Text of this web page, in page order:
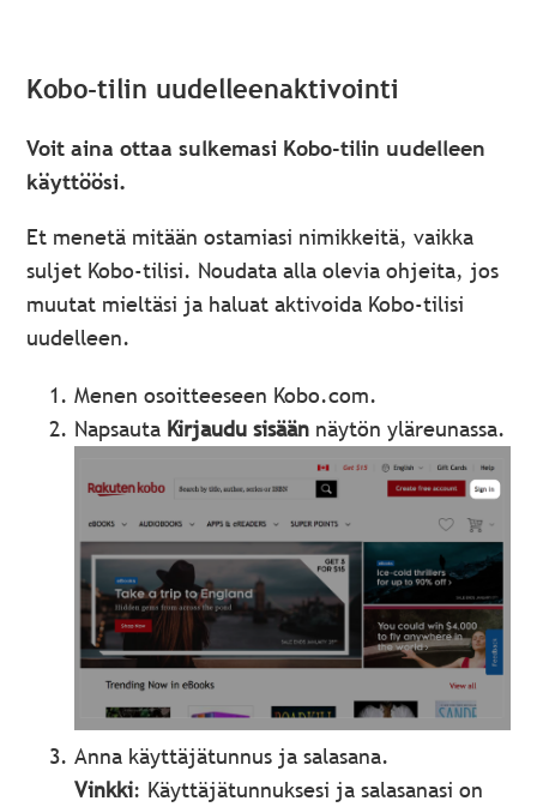
Kobo-tilin uudelleenaktivointi
Voit aina ottaa sulkemasi Kobo-tilin uudelleen
käyttöösi.
Et menetä mitään ostamiasi nimikkeitä, vaikka
suljet Kobo-tilisi. Noudata alla olevia ohjeita, jos
muutat mieltäsi ja haluat aktivoida Kobo-tilisi
uudelleen.
Menen osoitteeseen Kobo.com.
Napsauta Kirjaudu sisään näytön yläreunassa.
Anna käyttäjätunnus ja salasana.
Vinkki: Käyttäjätunnuksesi ja salasanasi on